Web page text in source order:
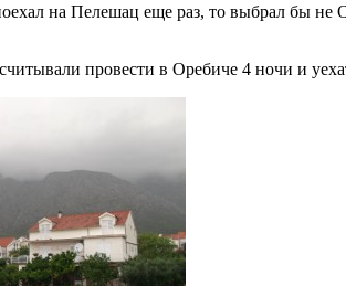
на Пелешац еще раз, то выбрал бы не
провести в Оребиче 4 ночи и